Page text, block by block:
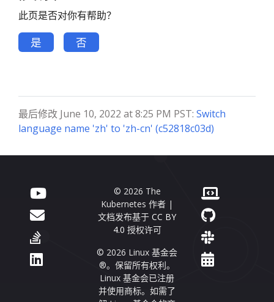
此页是否对你有帮助？
是 否
最后修改 June 10, 2022 at 8:25 PM PST: Switch
language name 'zh' to 'zh-cn' (c52818c03d)
© 2026 The
Kubernetes 作者 |
文档发布基于 CC BY
4.0 授权许可
© 2026 Linux 基金会
®。保留所有权利。
Linux 基金会已注册
并使用商标。如需了